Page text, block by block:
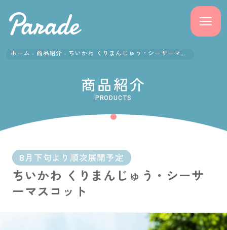
よくある質問
会社概要
採用情報
ホーム 商品紹介 ちいかわ くりまんじゅう・シーサーマスコット
商品紹介
PRODUCTS
8月下旬より順次展開予定
ちいかわ くりまんじゅう・シーサ
ーマスコット